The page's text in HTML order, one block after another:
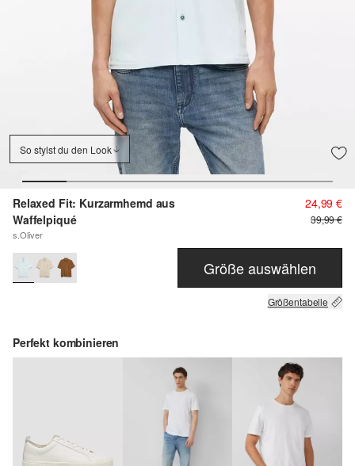
So stylst du den Look
Relaxed Fit: Kurzarmhemd aus
Waffelpiqué
s.Oliver
24,99 €
39,99 €
Größe auswählen
Größentabelle
Perfekt kombinieren